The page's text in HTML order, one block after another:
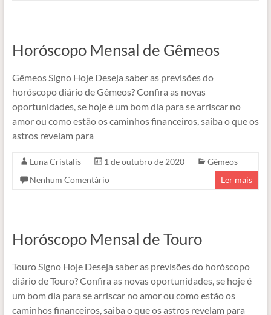
Horóscopo Mensal de Gêmeos
Gêmeos Signo Hoje Deseja saber as previsões do
horóscopo diário de Gêmeos? Confira as novas
oportunidades, se hoje é um bom dia para se arriscar no
amor ou como estão os caminhos financeiros, saiba o que os
astros revelam para
Luna Cristalis 1 de outubro de 2020
Gêmeos
Nenhum Comentário
Ler mais
Horóscopo Mensal de Touro
Touro Signo Hoje Deseja saber as previsões do horóscopo
diário de Touro? Confira as novas oportunidades, se hoje é
um bom dia para se arriscar no amor ou como estão os
caminhos financeiros, saiba o que os astros revelam para